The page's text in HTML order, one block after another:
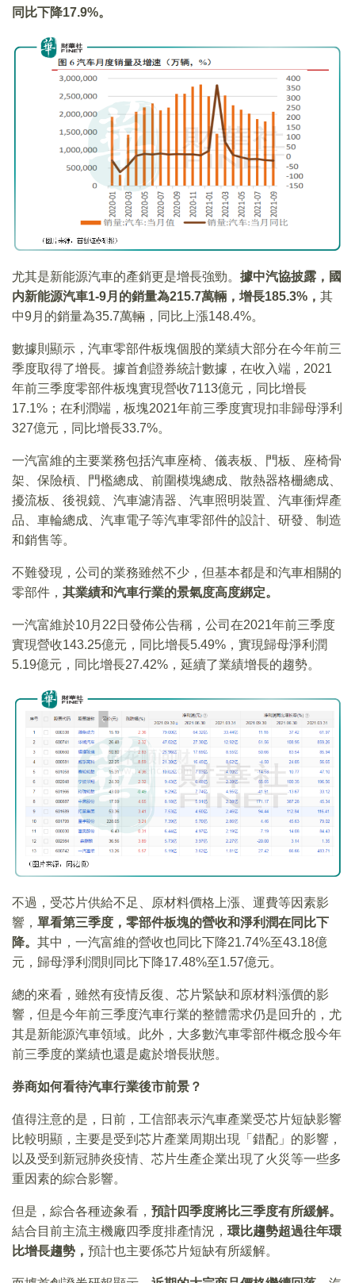
同比下降17.9%。
尤其是新能源汽車的產銷更是增長強勁。 據中汽協披露，國
内新能源汽車1-9月的銷量為215.7萬輛，增長185.3% ， 其
中9月的銷量為35.7萬輛，同比上漲148.4%。
數據則顯示，汽車零部件板塊個股的業績大部分在今年前三
季度取得了增長。據首創證券統計數據，在收入端，2021
年前三季度零部件板塊實現營收7113億元，同比增長
17.1%；在利潤端，板塊2021年前三季度實現扣非歸母淨利
327億元，同比增長33.7%。
一汽富維的主要業務包括汽車座椅、儀表板、門板、座椅骨
架、保險槓、門檻總成、前圍模塊總成、散熱器格栅總成、
擾流板、後視鏡、汽車濾清器、汽車照明裝置、汽車衝焊產
品、車輪總成、汽車電子等汽車零部件的設計、研發、制造
和銷售等。
不難發現，公司的業務雖然不少，但基本都是和汽車相關的
零部件， 其業績和汽車行業的景氣度高度綁定。
一汽富維於10月22日發佈公告稱，公司在2021年前三季度
實現營收143.25億元，同比增長5.49%，實現歸母淨利潤
5.19億元，同比增長27.42%，延續了業績增長的趨勢。
不過，受芯片供給不足、原材料價格上漲、運費等因素影
響， 單看第三季度，零部件板塊的營收和淨利潤在同比下
降。 其中，一汽富維的營收也同比下降21.74%至43.18億
元，歸母淨利潤則同比下降17.48%至1.57億元。
總的來看，雖然有疫情反復、芯片緊缺和原材料漲價的影
響，但是今年前三季度汽車行業的整體需求仍是回升的，尤
其是新能源汽車領域。此外，大多數汽車零部件概念股今年
前三季度的業績也還是處於增長狀態。
券商如何看待汽車行業後市前景？
值得注意的是，日前，工信部表示汽車產業受芯片短缺影響
比較明顯，主要是受到芯片產業周期出現「錯配」的影響，
以及受到新冠肺炎疫情、芯片生產企業出現了火災等一些多
重因素的綜合影響。
但是，綜合各種迹象看， 預計四季度將比三季度有所緩解。
結合目前主流主機廠四季度排產情況， 環比趨勢超過往年環
比增長趨勢， 預計也主要係芯片短缺有所緩解。